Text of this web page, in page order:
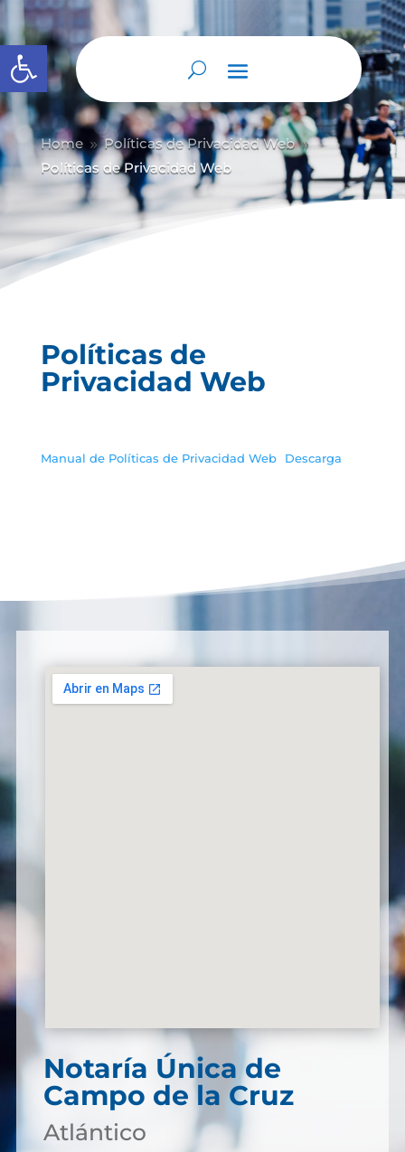
Abrir barra de herramientas
Home 9 Políticas de Privacidad Web 9
Políticas de Privacidad Web
Políticas de
Privacidad Web
Manual de Políticas de Privacidad Web Descarga
Notaría Única de
Campo de la Cruz
Atlántico